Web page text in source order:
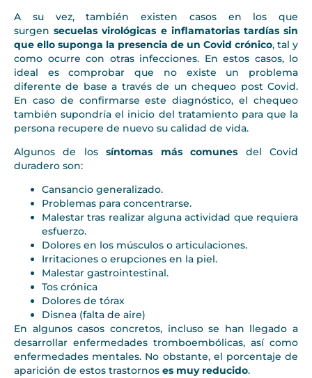
A su vez, también existen casos en los que
surgensecuelas virológicas e inflamatorias tardías sin
que ello suponga la presencia de un Covid crónico, tal y
como ocurre con otras infecciones. En estos casos, lo
ideal es comprobar que no existe un problema
diferente de base a través de un chequeo post Covid.
En caso de confirmarse este diagnóstico, el chequeo
también supondría el inicio del tratamiento para que la
persona recupere de nuevo su calidad de vida.
Algunos de lossíntomas más comunes del Covid
duradero son:
Cansancio generalizado.
Problemas para concentrarse.
Malestar tras realizar alguna actividad que requiera
esfuerzo.
Dolores en los músculos o articulaciones.
Irritaciones o erupciones en la piel.
Malestar gastrointestinal.
Tos crónica
Dolores de tórax
Disnea (falta de aire)
En algunos casos concretos, incluso se han llegado a
desarrollar enfermedades tromboembólicas, así como
enfermedades mentales. No obstante, el porcentaje de
aparición de estos trastornos es muy reducido.